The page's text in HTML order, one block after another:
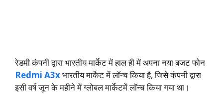
रेडमी कंपनी द्वारा भारतीय मार्केट में हाल ही में अपना नया बजट फोन
Redmi A3xभारतीय मार्केट में लॉन्च किया है, जिसे कंपनी द्वारा
इसी वर्ष जून के महीने में ग्लोबल मार्केटमें लॉन्च किया गया था।